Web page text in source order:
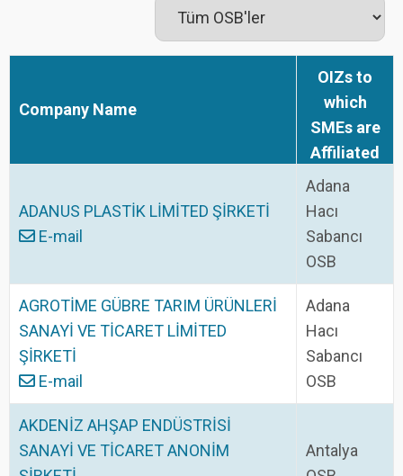
Company Name
OIZs to
which
SMEs are
Affiliated
ADANUS PLASTİK LİMİTED ŞİRKETİ
E-mail
Adana
Hacı
Sabancı
OSB
AGROTİME GÜBRE TARIM ÜRÜNLERİ
SANAYİ VE TİCARET LİMİTED
ŞİRKETİ
E-mail
Adana
Hacı
Sabancı
OSB
AKDENİZ AHŞAP ENDÜSTRİSİ
SANAYİ VE TİCARET ANONİM
Antalya